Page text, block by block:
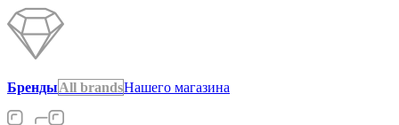
БрендыAll brandsНашего магазина